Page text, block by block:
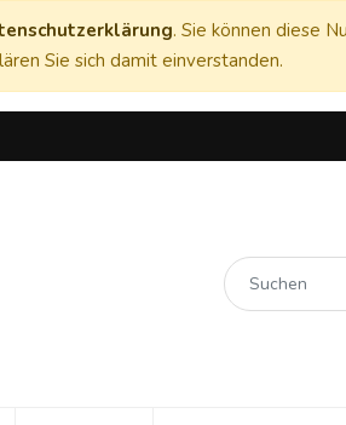
. Sie können diese
Sie sich damit einverstanden.